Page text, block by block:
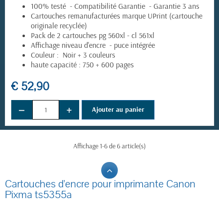
100% testé - Compatibilité Garantie - Garantie 3 ans
Cartouches remanufacturées marque UPrint (cartouche
originale recyclée)
Pack de 2 cartouches pg 560xl - cl 561xl
Affichage niveau d'encre - puce intégrée
Couleur : Noir + 3 couleurs
haute capacité : 750 + 600 pages
€ 52,90
− + Ajouter au panier
Affichage 1-6 de 6 article(s)
Cartouches d'encre pour imprimante Canon
Pixma ts5355a